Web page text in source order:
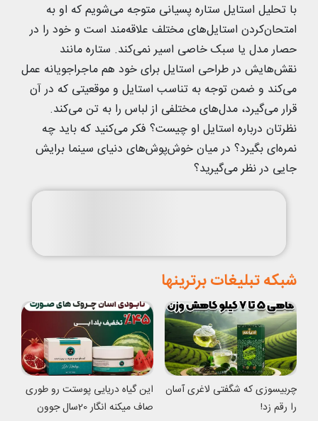
با تحلیل استایل ستاره پسیانی متوجه می‌شویم که او به
امتحان‌کردن استایل‌های مختلف علاقه‌مند است و خود را در
حصار مدل یا سبک خاصی اسیر نمی‌کند. ستاره مانند
نقش‌هایش در طراحی استایل برای خود هم ماجراجویانه عمل
می‌کند و ضمن توجه به تناسب استایل و موقعیتی که در آن
قرار می‌گیرد، مدل‌های مختلفی از لباس را به تن می‌کند.
نظرتان درباره استایل او چیست؟ فکر می‌کنید که باید چه
نمره‌ای بگیرد؟ در میان خوش‌پوش‌های دنیای سینما برایش
جایی در نظر می‌گیرید؟
شبکه تبلیغات برترینها
چربیسوزی که شگفتی لاغری آسان
را رقم زد!
این گیاه دریایی پوستت رو طوری
صاف میکنه انگار 20سال جوون
شدی